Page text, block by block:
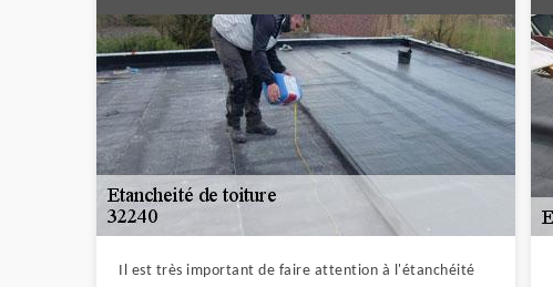
Il est très important de faire attention à l'étanchéité